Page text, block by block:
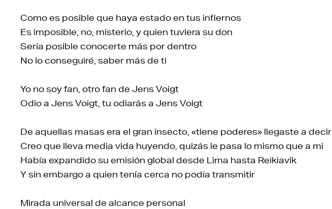
Como es posible que haya estado en tus infiernos
Es imposible, no, misterio, y quien tuviera su don
Sería posible conocerte más por dentro
No lo conseguiré, saber más de ti
Yo no soy fan, otro fan de Jens Voigt
Odio a Jens Voigt, tu odiarás a Jens Voigt
De aquellas masas era el gran insecto, «tiene poderes» llegaste a decir
Creo que lleva media vida huyendo, quizás le pasa lo mismo que a mi
Había expandido su emisión global desde Lima hasta Reikiavik
Y sin embargo a quien tenía cerca no podía transmitir
Mirada universal de alcance personal